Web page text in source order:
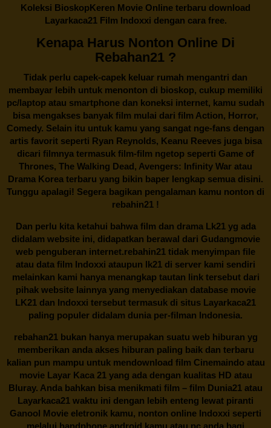
Koleksi BioskopKeren Movie Online terbaru download
Layarkaca21 Film Indoxxi dengan cara free.
Kenapa Harus Nonton Online Di
Rebahan21 ?
Tidak perlu capek-capek keluar rumah mengantri dan
membayar lebih untuk menonton di bioskop, cukup memiliki
pc/laptop atau smartphone dan koneksi internet, kamu sudah
bisa mengakses banyak film mulai dari film Action, Horror,
Comedy. Selain itu untuk kamu yang sangat nge-fans dengan
artis favorit seperti Ryan Reynolds, Keanu Reeves juga bisa
dicari filmnya termasuk film-film ngetop seperti Game of
Thrones, The Walking Dead, Avengers: Infinity War atau
Drama Korea terbaru yang bikin baper lengkap semua disini.
Tunggu apalagi! Segera bagikan pengalaman kamu nonton di
rebahin21 !
Dan perlu kita ketahui bahwa film dan dramaLk21yg ada
didalam website ini, didapatkan berawal dari Gudangmovie
web penguberan internet.rebahin21 tidak menyimpan file
atau data film Indoxxi ataupun lk21 di server kami sendiri
melainkan kami hanya menangkap tautan link tersebut dari
pihak website lainnya yang menyediakan database movie
LK21 dan Indoxxi tersebut termasuk di situs Layarkaca21
paling populer didalam dunia per-filman Indonesia.
rebahan21bukan hanya merupakan suatu web hiburan yg
memberikan anda akses hiburan paling baik dan terbaru
kalian pun mampu untuk mendownload film Cinemaindo atau
movie Layar Kaca 21 yang ada dengan kualitas HD atau
Bluray. Anda bahkan bisa menikmati film – film Dunia21 atau
Layarkaca21 waktu ini dengan lebih enteng lewat piranti
Ganool Movie eletronik kamu, nonton online Indoxxi seperti
melalui handphone android kamu atau pc anda bagi